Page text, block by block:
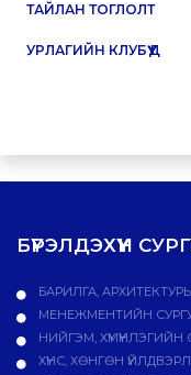
ТАЙЛАН ТОГЛОЛТ
УРЛАГИЙН КЛУБҮҮД
БҮРЭЛДЭХҮҮН
БАРИЛГА,
МЕНЕЖМЕНТИЙН
НИЙГЭМ, ХҮМҮҮНЛЭГИЙН
ХҮНС, ХӨНГӨН